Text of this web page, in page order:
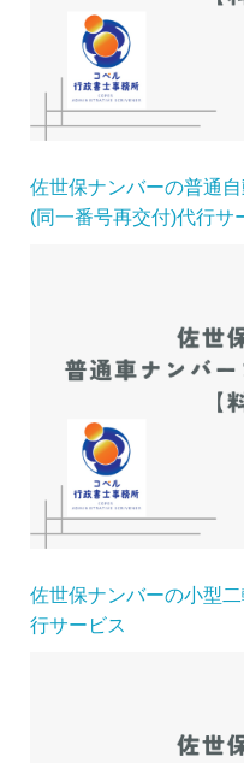
佐世保ナンバーの普通
(同一番号再交付)代行サ
佐世保ナンバーの小型
行サービス